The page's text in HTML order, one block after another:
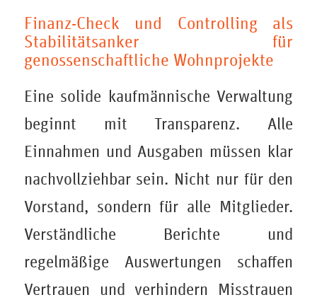
Finanz-Check und Controlling als
Stabilitätsanker für
genossenschaftliche Wohnprojekte
Eine solide kaufmännische Verwaltung
beginnt mit Transparenz. Alle
Einnahmen und Ausgaben müssen klar
nachvollziehbar sein. Nicht nur für den
Vorstand, sondern für alle Mitglieder.
Verständliche Berichte und
regelmäßige Auswertungen schaffen
Vertrauen und verhindern Misstrauen